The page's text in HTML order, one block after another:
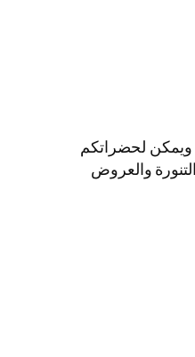
ويمكن لحضراتكم
والعروض